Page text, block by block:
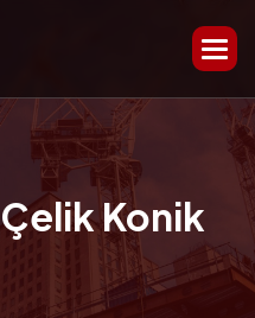
Konik